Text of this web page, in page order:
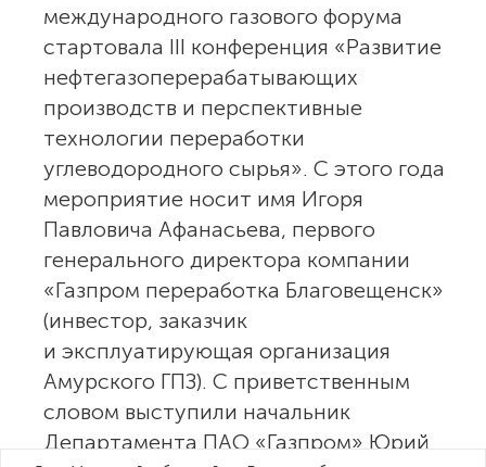
международного газового форума
стартовала III конференция «Развитие
нефтегазоперерабатывающих
производств и перспективные
технологии переработки
углеводородного сырья». С этого года
мероприятие носит имя Игоря
Павловича Афанасьева, первого
генерального директора компании
«Газпром переработка Благовещенск»
(инвестор, заказчик
и эксплуатирующая организация
Амурского ГПЗ). С приветственным
словом выступили начальник
Департамента ПАО «Газпром» Юрий